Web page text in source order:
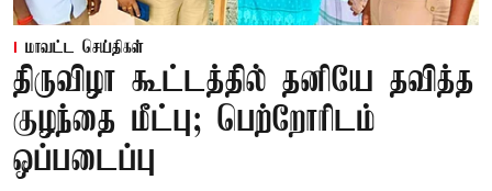
மாவட்ட செய்திகள்
திருவிழா கூட்டத்தில் தனியே தவித்த
குழந்தை மீட்பு; பெற்றோரிடம்
ஒப்படைப்பு